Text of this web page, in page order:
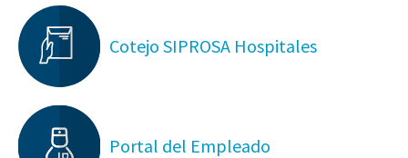
Cotejo SIPROSA Hospitales
Portal del Empleado